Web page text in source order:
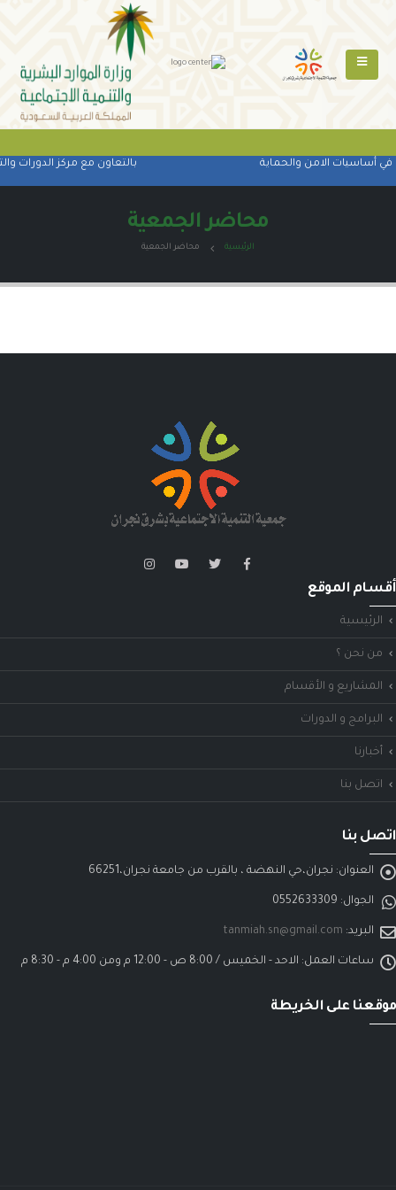
في أساسيات الامن والحماية بالتعاون مع مركز الدورات
محاضر الجمعية
الرئيسية محاضر الجمعية
أقسام الموقع
الرئيسية
من نحن ؟
المشاريع و الأقسام
البرامج و الدورات
أخبارنا
اتصل بنا
اتصل بنا
العنوان: نجران،حي النهضة ، بالقرب من جامعة نجران،66251
الجوال: 0552633309
البريد: tanmiah.sn@gmail.com
ساعات العمل: الاحد - الخميس / 8:00 ص - 12:00 م ومن 4:00 م - 8:30 م
موقعنا على الخريطة